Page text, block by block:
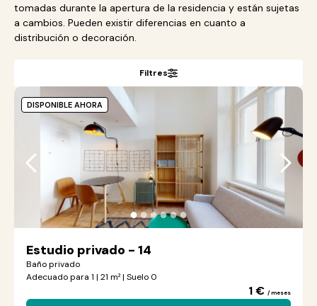
tomadas durante la apertura de la residencia y están sujetas
a cambios. Pueden existir diferencias en cuanto a
distribución o decoración.
Filtres
●●●●●●
Estudio privado - 14
Baño privado
Adecuado para 1 | 21 m² | Suelo 0
1 € / meses
DISPONIBLE AHORA